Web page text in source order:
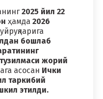
2025 йил 22
ҳамда 2026
бошлаб
жорий
асосан Ички
таркибий
этилди.